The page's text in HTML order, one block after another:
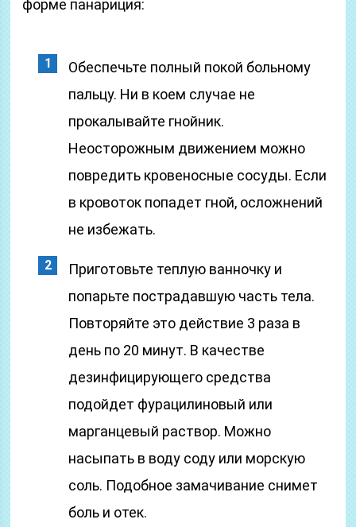
форме панариция:
Обеспечьте полный покой больному
пальцу. Ни в коем случае не
прокалывайте гнойник.
Неосторожным движением можно
повредить кровеносные сосуды. Если
в кровоток попадет гной, осложнений
не избежать.
Приготовьте теплую ванночку и
попарьте пострадавшую часть тела.
Повторяйте это действие 3 раза в
день по 20 минут. В качестве
дезинфицирующего средства
подойдет фурацилиновый или
марганцевый раствор. Можно
насыпать в воду соду или морскую
соль. Подобное замачивание снимет
боль и отек.